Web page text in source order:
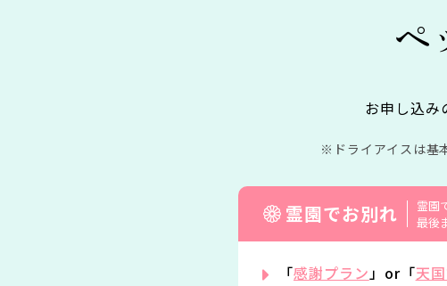
ペ
お申し込み
ドライアイスは基
霊園でお別れ
霊園
最後
「感謝プラン」or「天